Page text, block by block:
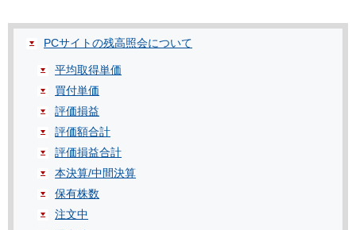
PCサイトの残高照会について
平均取得単価
買付単価
評価損益
評価額合計
評価損益合計
本決算/中間決算
保有株数
注文中